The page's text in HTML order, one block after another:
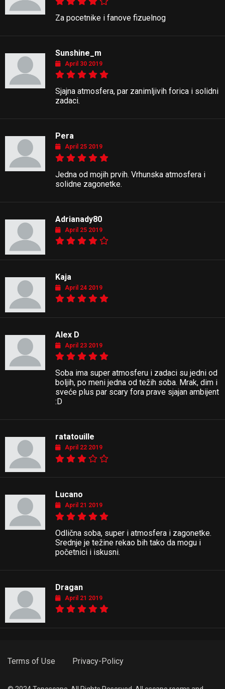
Za pocetnike i fanove fizuelnog
Sunshine_m
April 30 2019
Sjajna atmosfera, par zanimljivih forica i solidni
zadaci.
Pera
April 25 2019
Jedna od mojih prvih. Vrhunska atmosfera i
solidne zagonetke.
Adrianady80
April 25 2019
Kaja
April 24 2019
Alex D
April 23 2019
Soba ima super atmosferu i zadaci su jedni od
boljih, po meni jedna od težih soba. Mrak, dim i
sveće plus par scary fora prave sjajan ambijent
:D
ratatouille
April 22 2019
Lucano
April 21 2019
Odlična soba, super i atmosfera i zagonetke.
Srednje je težine rekao bih tako da mogu i
početnici i iskusni.
Dragan
April 21 2019
Terms of Use Privacy-Policy